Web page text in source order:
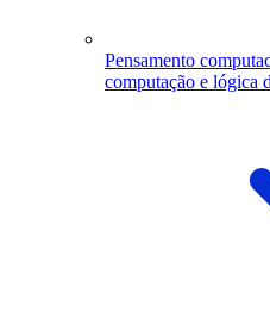
Pensamento
computação e lógica